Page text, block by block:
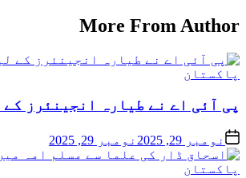
More From Author
پاکستان
پی آئی اے نے طیارہ انجینئرز کے
نومبر 29, 2025 نومبر 29, 2025
پاکستان